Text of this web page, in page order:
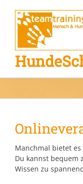
Inhalt
springen
Manchmal bietet
Du kannst bequem
Wissen zu